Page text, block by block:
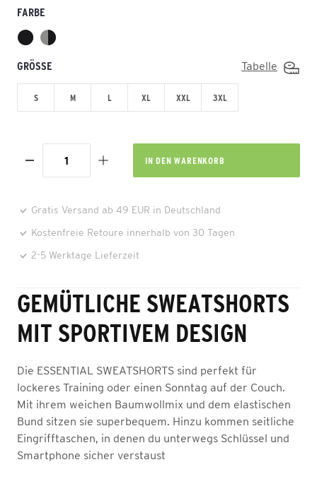
FARBE
GRÖSSE Tabelle
S M L XL XXL 3XL
IN DEN WARENKORB
Gratis Versand ab 49 EUR in Deutschland
Kostenfreie Retoure innerhalb von 30 Tagen
2-5 Werktage Lieferzeit
GEMÜTLICHE SWEATSHORTS
MIT SPORTIVEM DESIGN
Die ESSENTIAL SWEATSHORTS sind perfekt für
lockeres Training oder einen Sonntag auf der Couch.
Mit ihrem weichen Baumwollmix und dem elastischen
Bund sitzen sie superbequem. Hinzu kommen seitliche
Eingrifftaschen, in denen du unterwegs Schlüssel und
Smartphone sicher verstaust